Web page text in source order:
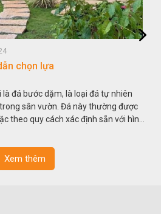
non bộ đẹp
một nghệ thuật xây dựng, sắp đặt,
ngọn núi to lớn ngoài tự nhiên vào
một cách khác, người ta gọi là “giả
nhằm phục vụ cho mục đích thưởng
cuộc sống.
Xem thêm